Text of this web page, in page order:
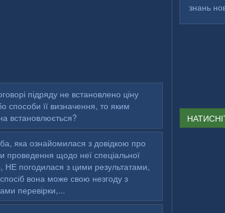
знань
підряду не встановлено ціну
способи її визначення, то яким
встановлюється?
яка ознайомилася з довідкою про
проведення щодо неї спеціальної
НЕ погодилася з цими результатами,
вона може свою незгоду з
перевірки,...